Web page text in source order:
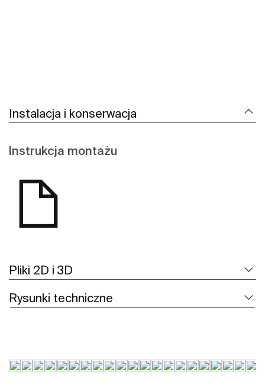
Instalacja i konserwacja
Instrukcja montażu
Pliki 2D i 3D
Rysunki techniczne